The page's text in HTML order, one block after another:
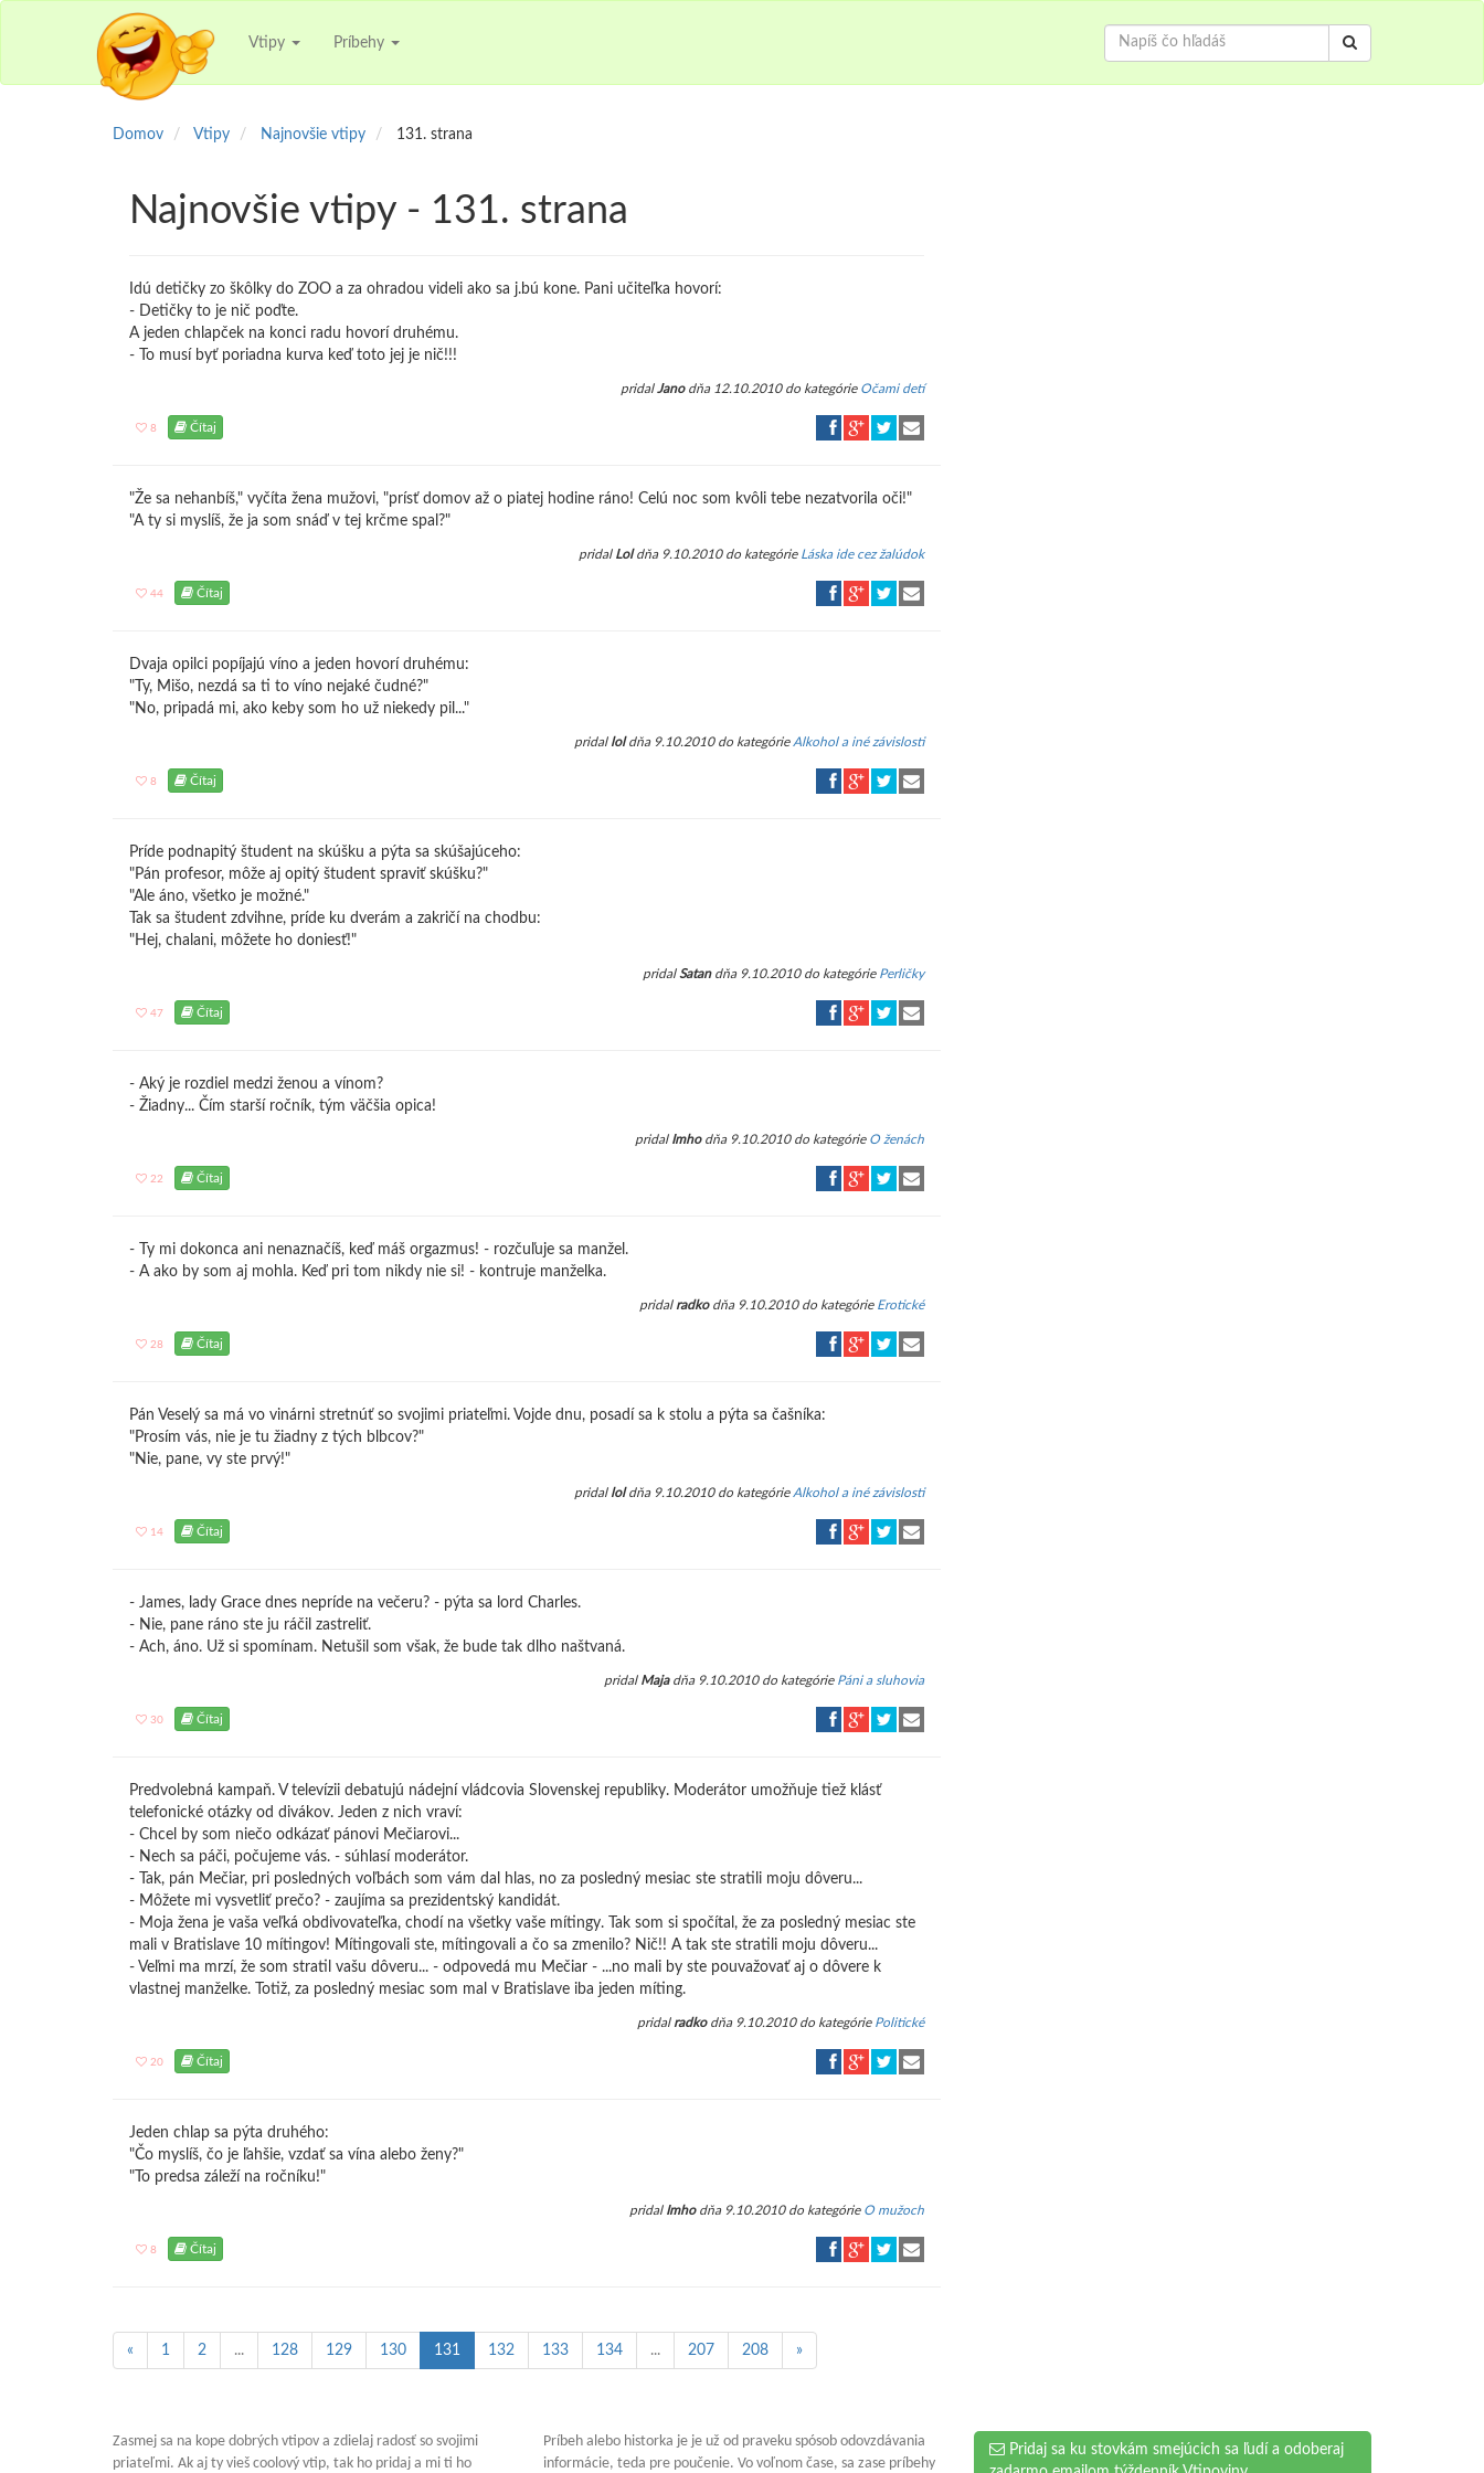
Vtipy Príbehy
Domov Vtipy Najnovšie vtipy 131. strana
Najnovšie vtipy - 131. strana
Idú detičky zo škôlky do ZOO a za ohradou videli ako sa j.bú kone. Pani učiteľka hovorí:
- Detičky to je nič poďte.
A jeden chlapček na konci radu hovorí druhému.
- To musí byť poriadna kurva keď toto jej je nič!!!
pridalJanodňa 12.10.2010 do kategórie Očami detí
8 Čítaj
"Že sa nehanbíš," vyčíta žena mužovi, "prísť domov až o piatej hodine ráno! Celú noc som kvôli tebe nezatvorila oči!"
"A ty si myslíš, že ja som snáď v tej krčme spal?"
pridal Loldňa 9.10.2010 do kategórie Láska ide cez žalúdok
44 Čítaj
Dvaja opilci popíjajú víno a jeden hovorí druhému:
"Ty, Mišo, nezdá sa ti to víno nejaké čudné?"
"No, pripadá mi, ako keby som ho už niekedy pil..."
pridal loldňa 9.10.2010 do kategórie Alkohol a iné závislosti
8 Čítaj
Príde podnapitý študent na skúšku a pýta sa skúšajúceho:
"Pán profesor, môže aj opitý študent spraviť skúšku?"
"Ale áno, všetko je možné."
Tak sa študent zdvihne, príde ku dverám a zakričí na chodbu:
"Hej, chalani, môžete ho doniesť!"
pridalSatandňa 9.10.2010 do kategórie Perličky
47 Čítaj
- Aký je rozdiel medzi ženou a vínom?
- Žiadny... Čím starší ročník, tým väčšia opica!
pridal Imhodňa 9.10.2010 do kategórie O ženách
22 Čítaj
- Ty mi dokonca ani nenaznačíš, keď máš orgazmus! - rozčuľuje sa manžel.
- A ako by som aj mohla. Keď pri tom nikdy nie si! - kontruje manželka.
pridal radkodňa 9.10.2010 do kategórie Erotické
28 Čítaj
Pán Veselý sa má vo vinárni stretnúť so svojimi priateľmi. Vojde dnu, posadí sa k stolu a pýta sa čašníka:
"Prosím vás, nie je tu žiadny z tých blbcov?"
"Nie, pane, vy ste prvý!"
pridal loldňa 9.10.2010 do kategórie Alkohol a iné závislosti
14 Čítaj
- James, lady Grace dnes nepríde na večeru? - pýta sa lord Charles.
- Nie, pane ráno ste ju ráčil zastreliť.
- Ach, áno. Už si spomínam. Netušil som však, že bude tak dlho naštvaná.
pridal Majadňa 9.10.2010 do kategórie Páni a sluhovia
30 Čítaj
Predvolebná kampaň. V televízii debatujú nádejní vládcovia Slovenskej republiky. Moderátor umožňuje tiež klásť
telefonické otázky od divákov. Jeden z nich vraví:
- Chcel by som niečo odkázať pánovi Mečiarovi...
- Nech sa páči, počujeme vás. - súhlasí moderátor.
- Tak, pán Mečiar, pri posledných voľbách som vám dal hlas, no za posledný mesiac ste stratili moju dôveru...
- Môžete mi vysvetliť prečo? - zaujíma sa prezidentský kandidát.
- Moja žena je vaša veľká obdivovateľka, chodí na všetky vaše mítingy. Tak som si spočítal, že za posledný mesiac ste
mali v Bratislave 10 mítingov! Mítingovali ste, mítingovali a čo sa zmenilo? Nič!! A tak ste stratili moju dôveru...
- Veľmi ma mrzí, že som stratil vašu dôveru... - odpovedá mu Mečiar - ...no mali by ste pouvažovať aj o dôvere k
vlastnej manželke. Totiž, za posledný mesiac som mal v Bratislave iba jeden míting.
pridal radkodňa 9.10.2010 do kategórie Politické
20 Čítaj
Jeden chlap sa pýta druhého:
"Čo myslíš, čo je ľahšie, vzdať sa vína alebo ženy?"
"To predsa záleží na ročníku!"
pridal Imhodňa 9.10.2010 do kategórie O mužoch
8 Čítaj
« 1 2 ... 128 129 130 131 132 133 134 ... 207 208 »
Zasmej sa na kope dobrých vtipov a zdielaj radosť so svojimi
priateľmi. Ak aj ty vieš coolový vtip, tak ho pridaj a mi ti ho
Príbeh alebo historka je je už od praveku spósob odovzdávania
informácie, teda pre poučenie. Vo voľnom čase, sa zase príbehy
Pridaj sa ku stovkám smejúcich sa ľudí a odoberaj